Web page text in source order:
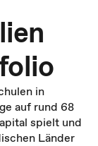
in
auf rund 68
spielt und
Länder